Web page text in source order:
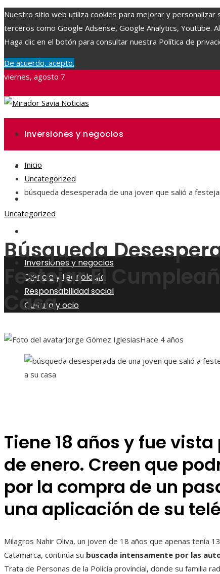
Nuestro sitio web utiliza cookies para mejorar y
terceros como Google Adsense, Google Analytics, Youtube.
Haga clic en el botón para consultar nuestra Política de
De acuerdo, acepto.
viernes, agosto 7
Inversiones y negocios
Ciencia y tecnología
Responsabilidad social
Inversiones y negocios
Ciencia y tecnología
Responsabilidad social
Cultura y ocio
Inicio
Uncategorized
búsqueda desesperada de una joven que salió a
Uncategorized
Búsqueda
Festejar El
Casa
Jorge Gómez IglesiasHace 4 años
Tiene 18 años y fue
de enero. Creen que
por la compra de un
una aplicación de su
Milagros Nahir Oliva, un joven de 18 años que apenas tenía
Catamarca, continúa su buscada intensamente por las
Trata de Personas de la Policía provincial, donde su familia